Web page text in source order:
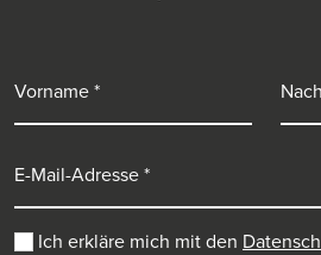
Ich erkläre mich mit den